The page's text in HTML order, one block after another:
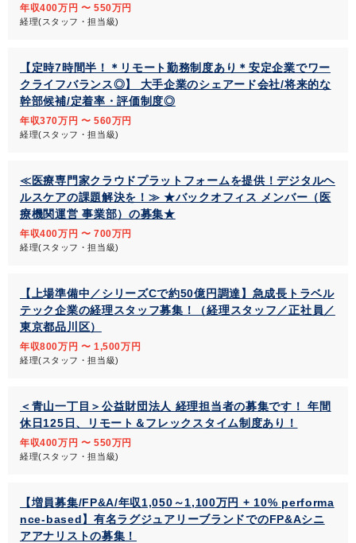
年収400万円 〜 550万円
経理(スタッフ・担当級)
【定時7時間半！＊リモート勤務制度あり＊安定企業でワー
クライフバランス◎】 大手企業のシェアード会社/将来的な
幹部候補/定着率・評価制度◎
年収370万円 〜 560万円
経理(スタッフ・担当級)
≪医療専門家クラウドプラットフォームを提供！デジタルヘ
ルスケアの課題解決を！≫ ★バックオフィス メンバー（医
療機関運営 事業部）の募集★
年収400万円 〜 700万円
経理(スタッフ・担当級)
【上場準備中／シリーズCで約50億円調達】急成長トラベル
テック企業の経理スタッフ募集！（経理スタッフ／正社員／
東京都品川区）
年収800万円 〜 1,500万円
経理(スタッフ・担当級)
＜青山一丁目＞公益財団法人 経理担当者の募集です！ 年間
休日125日、リモート＆フレックスタイム制度あり！
年収400万円 〜 550万円
経理(スタッフ・担当級)
【増員募集/FP&A/年収1,050～1,100万円 + 10% performa
nce-based】有名ラグジュアリーブランドでのFP&Aシニ
アアナリストの募集！